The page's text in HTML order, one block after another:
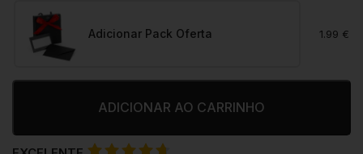
Adicionar Pack Oferta 1.99 €
ADICIONAR AO CARRINHO